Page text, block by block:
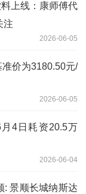
上线：康师傅代
注
2026-06-05
价为3180.50元/
2026-06-05
4日耗资20.5万
2026-06-04
: 景顺长城纳斯达